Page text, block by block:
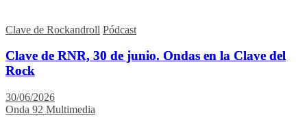
Clave de Rockandroll Pódcast
Clave de RNR, 30 de junio. Ondas en la Clave del
Rock
30/06/2026
Onda 92 Multimedia